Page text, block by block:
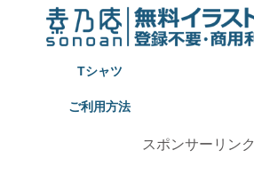
Tシャツ
ご利用方法
スポンサーリンク